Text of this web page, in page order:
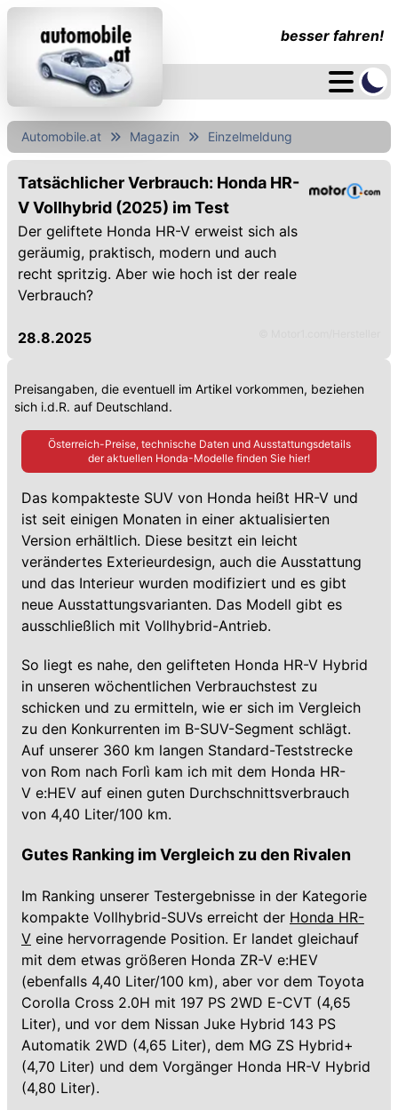
besser fahren!
Automobile.at Magazin Einzelmeldung
Tatsächlicher Verbrauch: Honda HR-
V Vollhybrid (2025) im Test
Der geliftete Honda HR-V erweist sich als
geräumig, praktisch, modern und auch
recht spritzig. Aber wie hoch ist der reale
Verbrauch?
28.8.2025
Preisangaben, die eventuell im Artikel vorkommen, beziehen
sich i.d.R. auf Deutschland.
Österreich-Preise, technische Daten und Ausstattungsdetails
der aktuellen Honda-Modelle finden Sie hier!
Das kompakteste SUV von Honda heißt HR-V und
ist seit einigen Monaten in einer aktualisierten
Version erhältlich. Diese besitzt ein leicht
verändertes Exterieurdesign, auch die Ausstattung
und das Interieur wurden modifiziert und es gibt
neue Ausstattungsvarianten. Das Modell gibt es
ausschließlich mit Vollhybrid-Antrieb.
So liegt es nahe, den gelifteten Honda HR-V Hybrid
in unseren wöchentlichen Verbrauchstest zu
schicken und zu ermitteln, wie er sich im Vergleich
zu den Konkurrenten im B-SUV-Segment schlägt.
Auf unserer 360 km langen Standard-Teststrecke
von Rom nach Forlì kam ich mit dem Honda HR-
V e:HEV auf einen guten Durchschnittsverbrauch
von 4,40 Liter/100 km.
Gutes Ranking im Vergleich zu den Rivalen
Im Ranking unserer Testergebnisse in der Kategorie
kompakte Vollhybrid-SUVs erreicht der Honda HR-
V eine hervorragende Position. Er landet gleichauf
mit dem etwas größeren Honda ZR-V e:HEV
(ebenfalls 4,40 Liter/100 km), aber vor dem Toyota
Corolla Cross 2.0H mit 197 PS 2WD E-CVT (4,65
Liter), und vor dem Nissan Juke Hybrid 143 PS
Automatik 2WD (4,65 Liter), dem MG ZS Hybrid+
(4,70 Liter) und dem Vorgänger Honda HR-V Hybrid
(4,80 Liter).